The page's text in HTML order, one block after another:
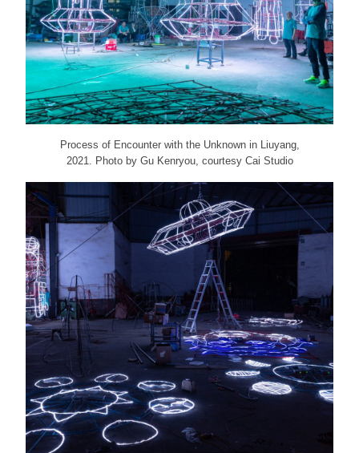
Process of Encounter with the Unknown in Liuyang,
2021. Photo by Gu Kenryou, courtesy Cai Studio